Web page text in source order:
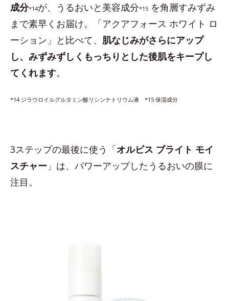
成分*14が、うるおいと美容成分*15 を角層すみずみ
まで素早くお届け。「アクアフォース ホワイト ロ
ーション」と比べて、 肌なじみがさらにアップ
し、みずみずしくもっちりとした後肌をキープし
てくれます。
*14 ジラウロイルグルタミン酸リシンナトリウム液 *15 保湿成分
3ステップの最後に使う「オルビス ブライト モイ
スチャー 」は、パワーアップしたうるおいの膜に
注目。